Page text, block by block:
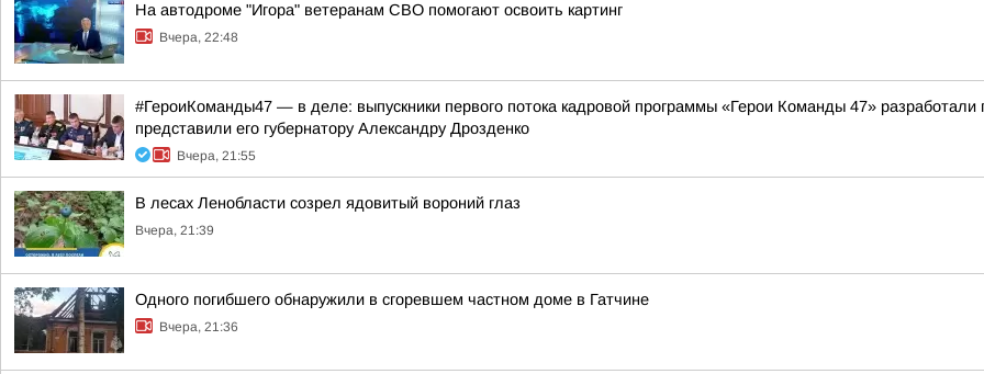
На автодроме "Игора" ветеранам СВО помогают освоить картинг
Вчера, 22:48
#ГероиКоманды47 — в деле: выпускники первого потока кадровой программы «Герои Команды 47»
представили его губернатору Александру Дрозденко
Вчера, 21:55
В лесах Ленобласти созрел ядовитый вороний глаз
Вчера, 21:39
Одного погибшего обнаружили в сгоревшем частном доме в Гатчине
Вчера, 21:36